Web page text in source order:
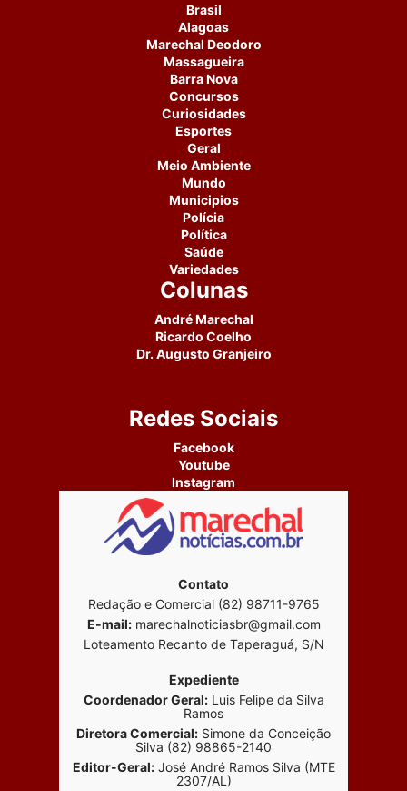
Brasil
Alagoas
Marechal Deodoro
Massagueira
Barra Nova
Concursos
Curiosidades
Esportes
Geral
Meio Ambiente
Mundo
Municipios
Polícia
Política
Saúde
Variedades
Colunas
André Marechal
Ricardo Coelho
Dr. Augusto Granjeiro
Redes Sociais
Facebook
Youtube
Instagram
Contato
Redação e Comercial (82) 98711-9765
E-mail:marechalnoticiasbr@gmail.com
Loteamento Recanto de Taperaguá, S/N
Expediente
Coordenador Geral:Luis Felipe da Silva
Ramos
Diretora Comercial: Simone da Conceição
Silva (82) 98865-2140
Editor-Geral:José André Ramos Silva (MTE
2307/AL)